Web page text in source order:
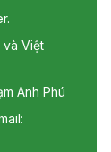
và Việt
Anh Phú